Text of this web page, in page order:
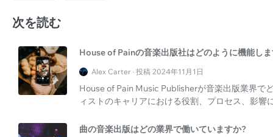
次を読む
House of Painの音楽出版社はどのように機能し
Alex Carter · 投稿 2024年11月1日
House of Pain Music Publisherが音楽出版業界で
ィストのキャリアにおける役割、プロセス、影響
曲の音楽出版はどの業界で働いていますか?